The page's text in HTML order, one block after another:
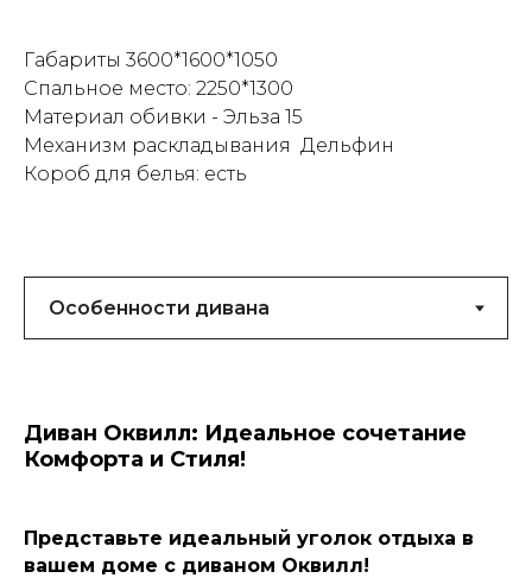
Габариты 3600*1600*1050
Спальное место: 2250*1300
Материал обивки - Эльза 15
Механизм раскладывания Дельфин
Короб для белья: есть
Диван Оквилл: Идеальное сочетание
Комфорта и Стиля!
Представьте идеальный уголок отдыха в
вашем доме с диваном Оквилл!